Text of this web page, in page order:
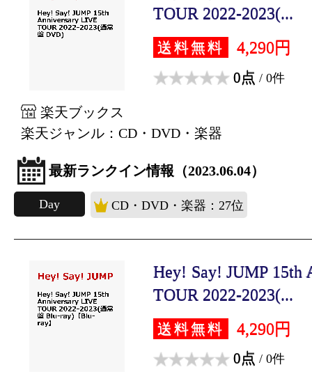
TOUR 2022-2023(...
送料無料 4,290円
0点 / 0件
楽天ブックス
楽天ジャンル：CD・DVD・楽器
最新ランクイン情報（2023.06.04）
Day CD・DVD・楽器：27位
Hey! Say! JUMP 15th
TOUR 2022-2023(...
送料無料 4,290円
0点 / 0件